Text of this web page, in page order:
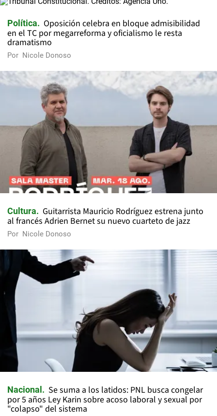
Política
Oposición celebra en bloque admisibilidad
en el TC por megarreforma y oficialismo le resta
dramatismo
Por Nicole Donoso
Cultura
Guitarrista Mauricio Rodríguez estrena junto
al francés Adrien Bernet su nuevo cuarteto de jazz
Por Nicole Donoso
Nacional
Se suma a los latidos: PNL busca congelar
por 5 años Ley Karin sobre acoso laboral y sexual por
"colapso" del sistema